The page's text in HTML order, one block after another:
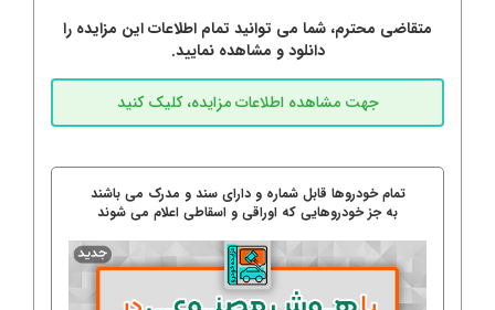
متقاضی محترم، شما می توانید تمام اطلاعات این مزایده را
دانلود و مشاهده نمایید.
تمام خودروها قابل شماره و دارای سند و مدرک می باشند
به جز خودروهایی که اوراقی و اسقاطی اعلام می شوند